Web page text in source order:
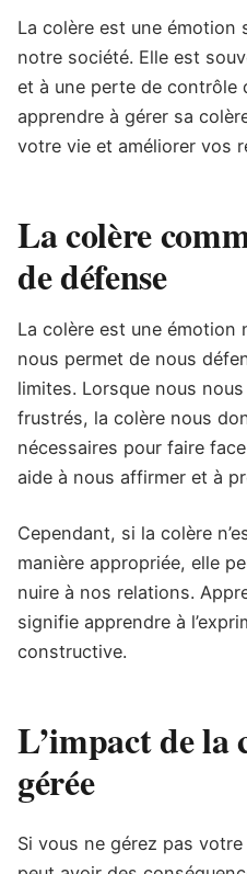
La colère est une émotion
notre société. Elle est
et à une perte de contrôle
apprendre à gérer sa
votre vie et améliorer vos
La colère
de défense
La colère est une émotion
nous permet de nous
limites. Lorsque nous
frustrés, la colère nous
nécessaires pour faire
aide à nous affirmer et à
Cependant, si la colère
manière appropriée, elle
nuire à nos relations.
signifie apprendre à
constructive.
L’impact de la
gérée
Si vous ne gérez pas